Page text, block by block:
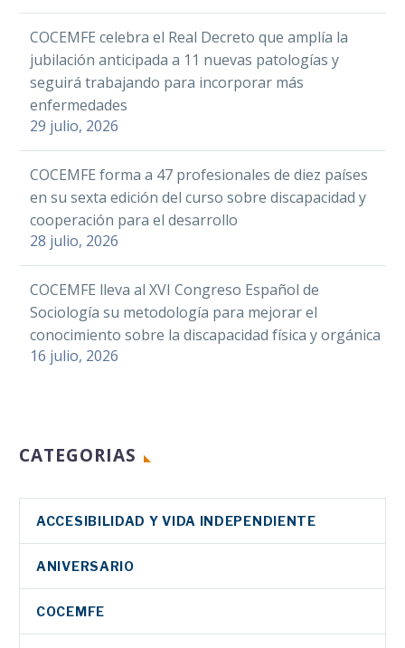
COCEMFE celebra el Real Decreto que amplía la
jubilación anticipada a 11 nuevas patologías y
seguirá trabajando para incorporar más
enfermedades
29 julio, 2026
COCEMFE forma a 47 profesionales de diez países
en su sexta edición del curso sobre discapacidad y
cooperación para el desarrollo
28 julio, 2026
COCEMFE lleva al XVI Congreso Español de
Sociología su metodología para mejorar el
conocimiento sobre la discapacidad física y orgánica
16 julio, 2026
CATEGORIAS
ACCESIBILIDAD Y VIDA INDEPENDIENTE
ANIVERSARIO
COCEMFE